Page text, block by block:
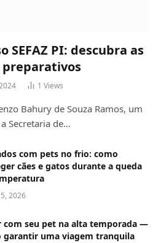
SEFAZ PI: descubra as
1 Views
Bahury de Souza Ramos, um
Secretaria de…
com pets no frio: como
cães e gatos durante a queda
2026
com seu pet na alta temporada —
garantir uma viagem tranquila